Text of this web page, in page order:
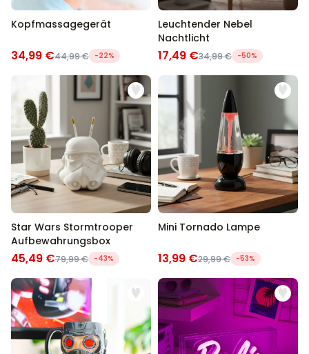
Kopfmassagegerät
34,99 €44,99 € -22%
Leuchtender Nebel
Nachtlicht
17,49 €34,99 € -50%
Star Wars Stormtrooper
Aufbewahrungsbox
45,49 €79,99 € -43%
Mini Tornado Lampe
13,99 €29,99 € -53%